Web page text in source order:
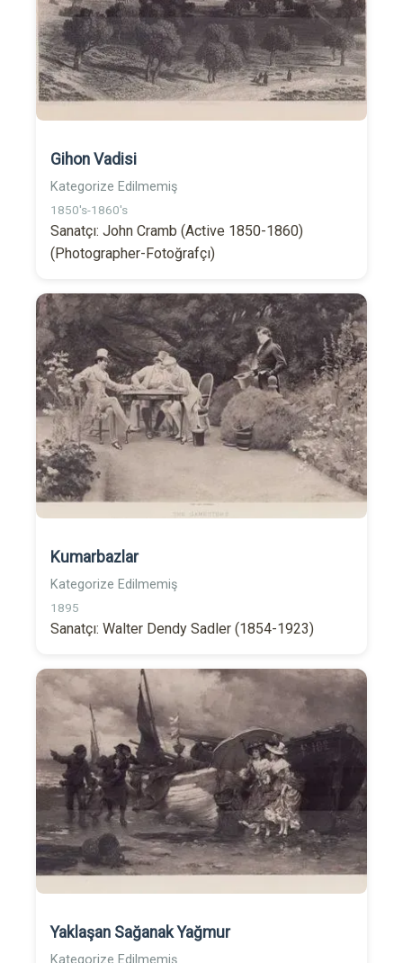
Gihon Vadisi
Kategorize Edilmemiş
1850's-1860's
Sanatçı: John Cramb (Active 1850-1860)
(Photographer-Fotoğrafçı)
Kumarbazlar
Kategorize Edilmemiş
1895
Sanatçı: Walter Dendy Sadler (1854-1923)
Yaklaşan Sağanak Yağmur